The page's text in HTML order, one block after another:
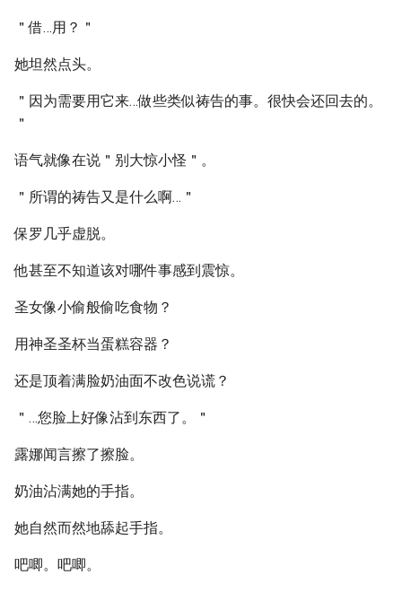
＂借…用？＂
她坦然点头。
＂因为需要用它来…做些类似祷告的事。很快会还回去的。
＂
语气就像在说＂别大惊小怪＂。
＂所谓的祷告又是什么啊…＂
保罗几乎虚脱。
他甚至不知道该对哪件事感到震惊。
圣女像小偷般偷吃食物？
用神圣圣杯当蛋糕容器？
还是顶着满脸奶油面不改色说谎？
＂…您脸上好像沾到东西了。＂
露娜闻言擦了擦脸。
奶油沾满她的手指。
她自然而然地舔起手指。
吧唧。吧唧。